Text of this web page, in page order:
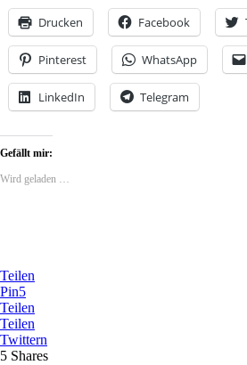
Drucken Facebook
Pinterest WhatsApp
LinkedIn Telegram
Gefällt mir:
Wird geladen …
Teilen
Pin5
Teilen
Teilen
Twittern
5 Shares